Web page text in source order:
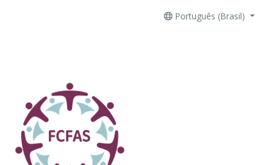
Português (Brasil)